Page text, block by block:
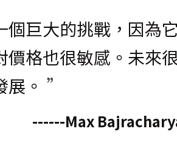
個巨大的挑戰，因為
格也很敏感。未來
。 ”
------Max